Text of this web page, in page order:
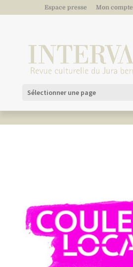
Espace presse Mon compte
Sélectionner une page